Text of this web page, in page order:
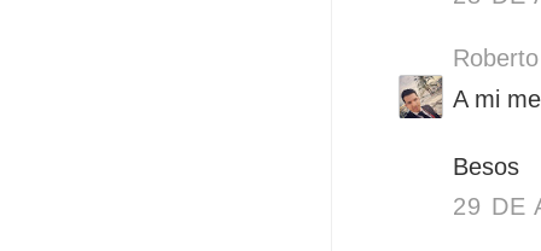
A mi
Besos
29 DE